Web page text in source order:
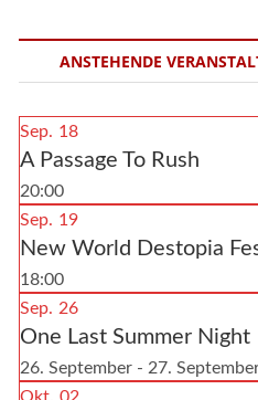
ANSTEHENDE
Sep. 18
A Passage To Rush
20:00
Sep. 19
New World Destopia
18:00
Sep. 26
One Last Summer Night
26. September - 27.